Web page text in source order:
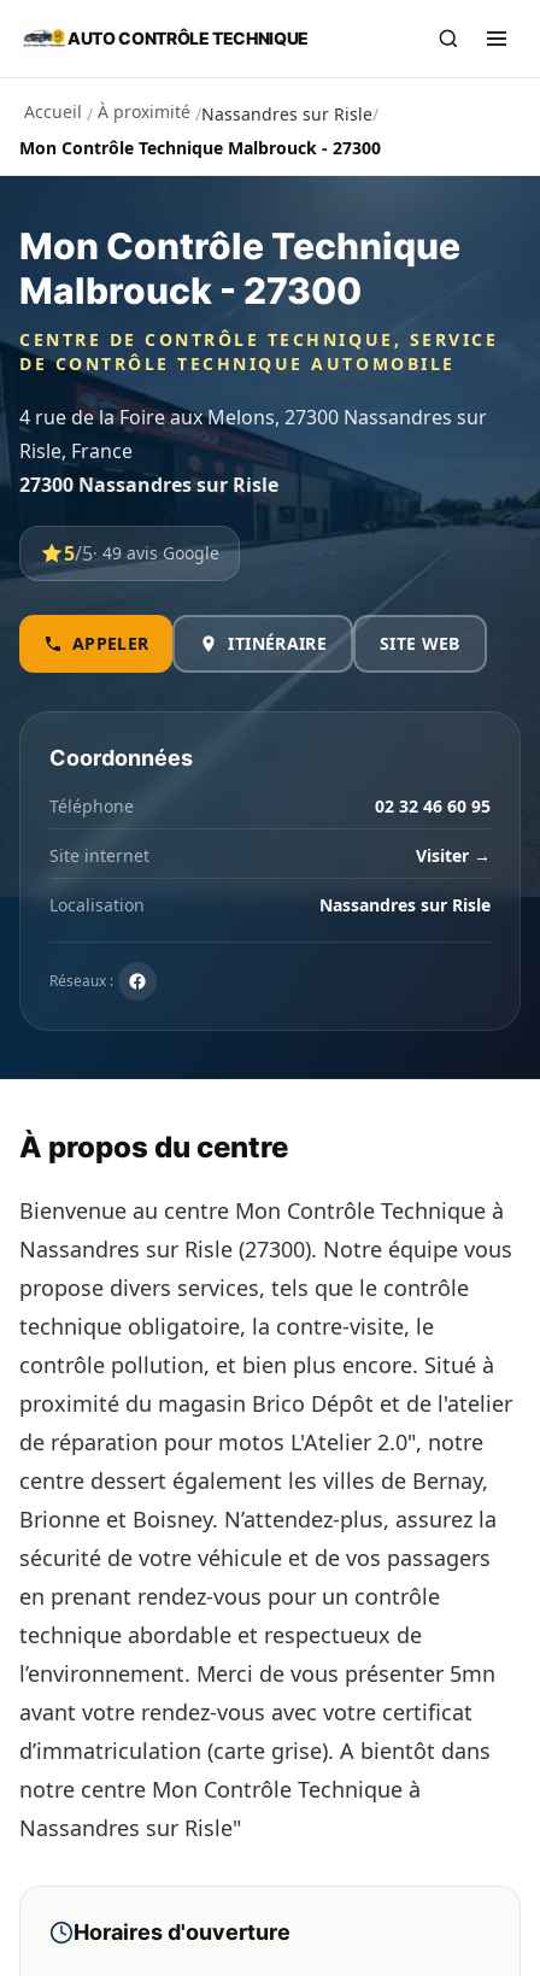
Aller au contenu principal
AUTO CONTRÔLE TECHNIQUE
Accueil / À proximité /Nassandres sur Risle/
Mon Contrôle Technique Malbrouck - 27300
Mon Contrôle Technique
Malbrouck - 27300
CENTRE DE CONTRÔLE TECHNIQUE, SERVICE
DE CONTRÔLE TECHNIQUE AUTOMOBILE
4 rue de la Foire aux Melons, 27300 Nassandres sur
Risle, France
27300 Nassandres sur Risle
5/5· 49 avis Google
APPELER ITINÉRAIRE SITE WEB
Coordonnées
Téléphone 02 32 46 60 95
Site internet Visiter →
Localisation Nassandres sur Risle
Réseaux :
À propos du centre
Bienvenue au centre Mon Contrôle Technique à
Nassandres sur Risle (27300). Notre équipe vous
propose divers services, tels que le contrôle
technique obligatoire, la contre-visite, le
contrôle pollution, et bien plus encore. Situé à
proximité du magasin Brico Dépôt et de l'atelier
de réparation pour motos L'Atelier 2.0", notre
centre dessert également les villes de Bernay,
Brionne et Boisney. N’attendez-plus, assurez la
sécurité de votre véhicule et de vos passagers
en prenant rendez-vous pour un contrôle
technique abordable et respectueux de
l’environnement. Merci de vous présenter 5mn
avant votre rendez-vous avec votre certificat
d’immatriculation (carte grise). A bientôt dans
notre centre Mon Contrôle Technique à
Nassandres sur Risle"
Horaires d'ouverture